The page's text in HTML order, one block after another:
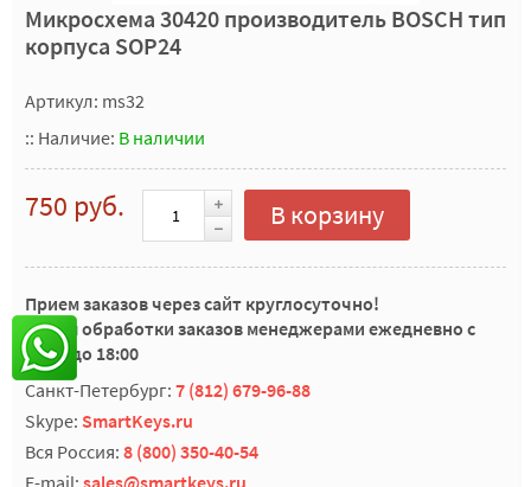
Микросхема 30420 производитель BOSCH тип
корпуса SOP24
Артикул: ms32
:: Наличие: В наличии
750 руб. В корзину
Прием заказов через сайт круглосуточно!
Время обработки заказов менеджерами ежедневно с
10:00 до 18:00
Санкт-Петербург: 7 (812) 679-96-88
Skype: SmartKeys.ru
Вся Россия: 8 (800) 350-40-54
E-mail: sales@smartkeys.ru